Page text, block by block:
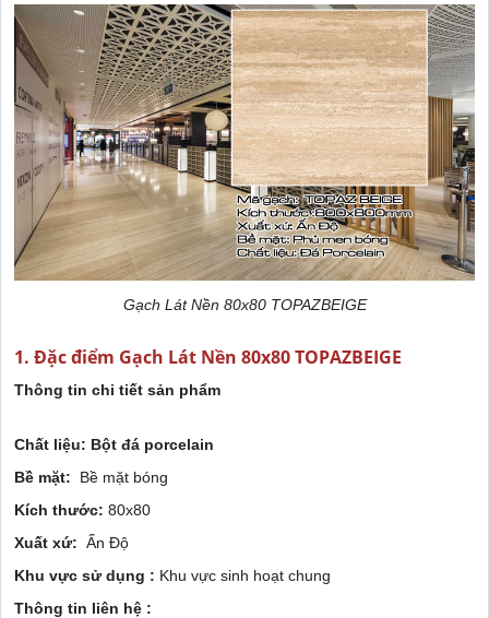
Gạch Lát Nền 80x80 TOPAZBEIGE
1. Đặc điểm Gạch Lát Nền 80x80 TOPAZBEIGE
Thông tin chi tiết sản phẩm
Chất liệu: Bột đá porcelain
Bề mặt: Bề mặt bóng
Kích thước: 80x80
Xuất xứ: Ấn Độ
Khu vực sử dụng : Khu vực sinh hoạt chung
Thông tin liên hệ :